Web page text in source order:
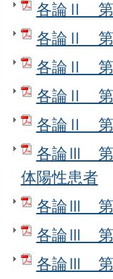
各論Ⅱ 第
各論Ⅱ 第
各論Ⅱ 第
各論Ⅱ 第
各論Ⅱ 第
各論Ⅲ 第
体陽性患者
各論Ⅲ 第
各論Ⅲ 第
各論Ⅲ 第